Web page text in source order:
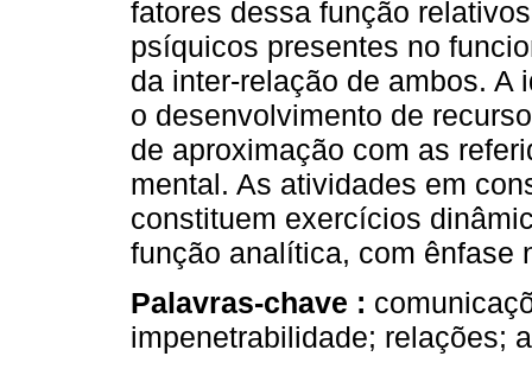
fatores dessa função
psíquicos presentes no
da inter-relação de ambos. A
o desenvolvimento de
de aproximação com as
mental. As atividades em
constituem exercícios
função analítica, com ênfase
Palavras-chave :
impenetrabilidade; relações;